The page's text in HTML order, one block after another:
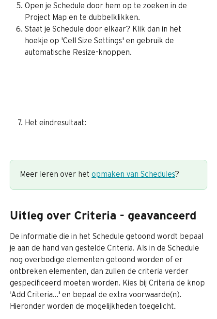
Open je Schedule door hem op te zoeken in de
Project Map en te dubbelklikken.
Staat je Schedule door elkaar? Klik dan in het
hoekje op 'Cell Size Settings' en gebruik de
automatische Resize-knoppen.
Het eindresultaat:
Meer leren over het opmaken van Schedules?
Uitleg over Criteria - geavanceerd
De informatie die in het Schedule getoond wordt bepaal
je aan de hand van gestelde Criteria. Als in de Schedule
nog overbodige elementen getoond worden of er
ontbreken elementen, dan zullen de criteria verder
gespecificeerd moeten worden. Kies bij Criteria de knop
'Add Criteria...' en bepaal de extra voorwaarde(n).
Hieronder worden de mogelijkheden toegelicht.